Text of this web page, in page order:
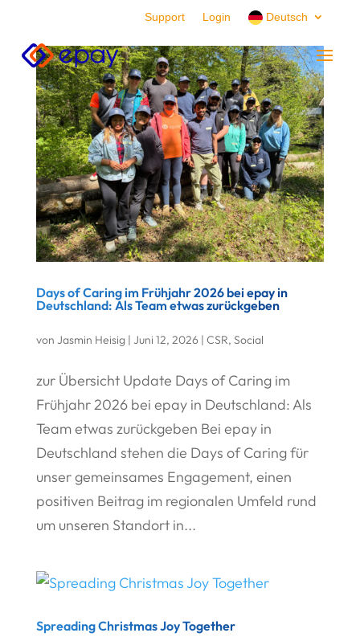
Support Login Deutsch
Days of Caring im Frühjahr 2026 bei epay in
Deutschland: Als Team etwas zurückgeben
von Jasmin Heisig| Juni 12, 2026| CSR, Social
zur Übersicht Update Days of Caring im
Frühjahr 2026 bei epay in Deutschland: Als
Team etwas zurückgeben Bei epay in
Deutschland stehen die Days of Caring für
unser gemeinsames Engagement, einen
positiven Beitrag im regionalen Umfeld rund
um unseren Standort in...
Spreading Christmas Joy Together